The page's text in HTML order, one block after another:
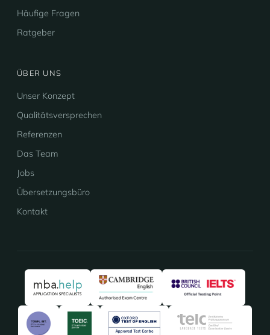
Häufige Fragen
Ratgeber
ÜBER UNS
Unser Konzept
Qualitätsversprechen
Referenzen
Das Team
Jobs
Übersetzungsbüro
Kontakt